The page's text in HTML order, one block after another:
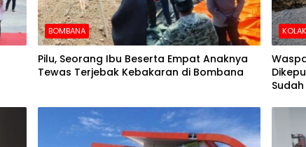
BOMBANA
Pilu, Seorang Ibu Beserta Empat Anaknya
Tewas Terjebak Kebakaran di Bombana